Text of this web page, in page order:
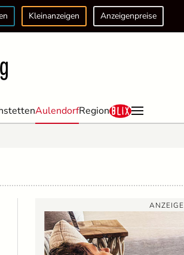
Kleinanzeigen Anzeigenpreise
AulendorfRegion
ANZEIGE